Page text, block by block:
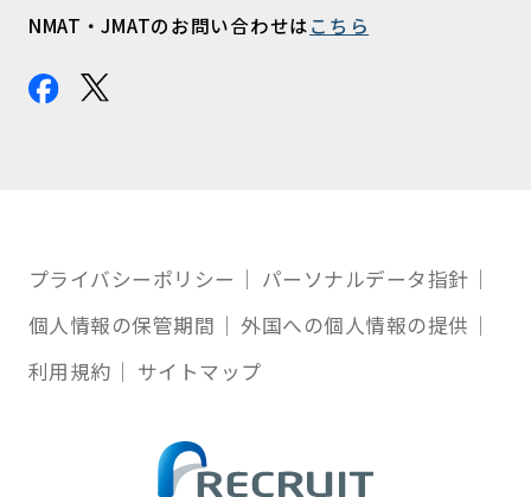
NMAT・JMATのお問い合わせはこちら
プライバシーポリシー
パーソナルデータ指針
個人情報の保管期間
外国への個人情報の提供
利用規約
サイトマップ